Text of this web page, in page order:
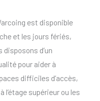
est disponible
et les jours fériés,
disposons d’un
pour aider à
difficiles d’accès,
supérieur ou les